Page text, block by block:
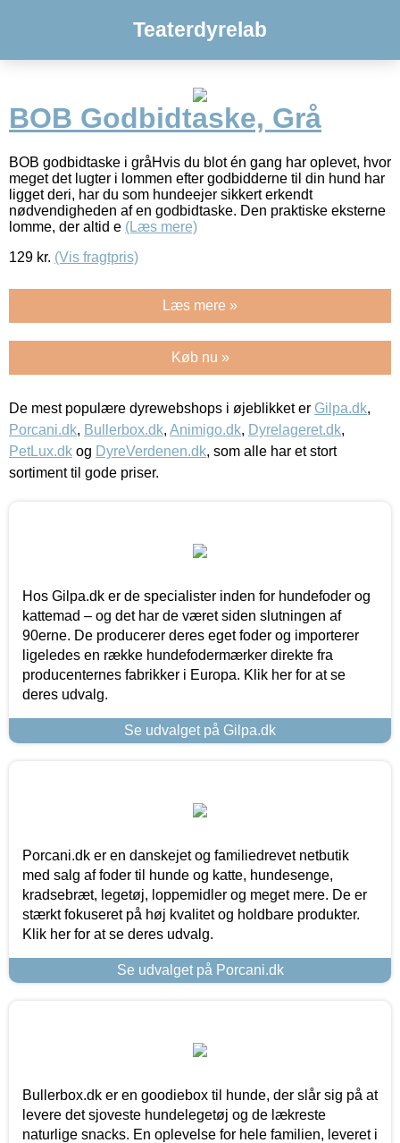
Teaterdyrelab
BOB Godbidtaske, Grå
BOB godbidtaske i gråHvis du blot én gang har oplevet, hvor
meget det lugter i lommen efter godbidderne til din hund har
ligget deri, har du som hundeejer sikkert erkendt
nødvendigheden af en godbidtaske. Den praktiske eksterne
lomme, der altid e (Læs mere)
129 kr. (Vis fragtpris)
Læs mere »
Køb nu »
De mest populære dyrewebshops i øjeblikket er Gilpa.dk,
Porcani.dk, Bullerbox.dk, Animigo.dk, Dyrelageret.dk,
PetLux.dk og DyreVerdenen.dk, som alle har et stort
sortiment til gode priser.
Hos Gilpa.dk er de specialister inden for hundefoder og
kattemad – og det har de været siden slutningen af
90erne. De producerer deres eget foder og importerer
ligeledes en række hundefodermærker direkte fra
producenternes fabrikker i Europa. Klik her for at se
deres udvalg.
Se udvalget på Gilpa.dk
Porcani.dk er en danskejet og familiedrevet netbutik
med salg af foder til hunde og katte, hundesenge,
kradsebræt, legetøj, loppemidler og meget mere. De er
stærkt fokuseret på høj kvalitet og holdbare produkter.
Klik her for at se deres udvalg.
Se udvalget på Porcani.dk
Bullerbox.dk er en goodiebox til hunde, der slår sig på at
levere det sjoveste hundelegetøj og de lækreste
naturlige snacks. En oplevelse for hele familien, leveret i